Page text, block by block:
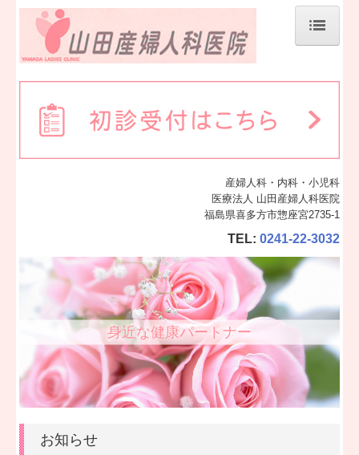
ホーム
診療案内
地図、交通案内
産婦人科・内科・小児科
医療法人 山田産婦人科医院
福島県喜多方市惣座宮2735-1
TEL: 0241-22-3032
身近な健康パートナー
お知らせ